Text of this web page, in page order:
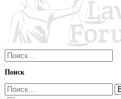
Поиск